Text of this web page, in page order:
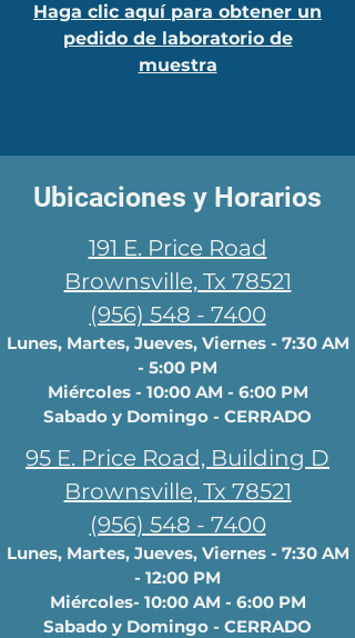
Haga clic aquí para obtener un
pedido de laboratorio de
muestra
​Ubicaciones y Horarios
191 E. Price Road
Brownsville, Tx 78521
(956) 548 - 7400
Lunes, Martes, Jueves, Viernes - 7:30 AM
- 5:00 PM
Miércoles - 10:00 AM - 6:00 PM
Sabado y Domingo - CERRADO
95 E. Price Road, Building D
Brownsville, Tx 78521
(956) 548 - 7400
Lunes, Martes, Jueves, Viernes - 7:30 AM
- 12:00 PM
Miércoles- 10:00 AM - 6:00 PM
Sabado y Domingo - CERRADO